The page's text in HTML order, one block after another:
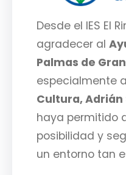
Desde el IES El
agradecer al
Palmas de
especialmente
Cultura, Adrián
haya permitido
posibilidad y
un entorno tan